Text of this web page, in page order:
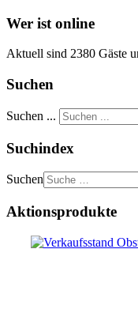
Wer ist online
Aktuell sind 2380 Gäste
Suchen
Suchen ...
Suchindex
Suchen
Aktionsprodukte